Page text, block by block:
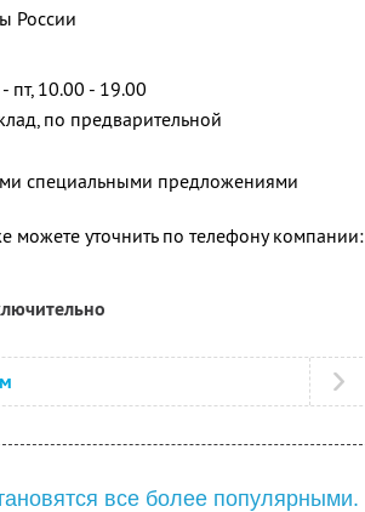
России
пт, 10.00 - 19.00
по предварительной
специальными предложениями
уточнить по телефону компании:
все более популярными.